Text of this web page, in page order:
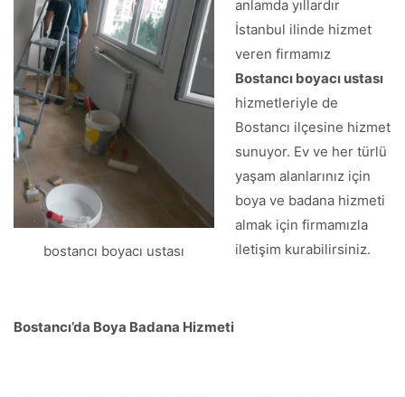
bostancı boyacı ustası
anlamda yıllardır
İstanbul ilinde hizmet
veren firmamız
Bostancı boyacı ustası
hizmetleriyle de
Bostancı ilçesine hizmet
sunuyor. Ev ve her türlü
yaşam alanlarınız için
boya ve badana hizmeti
almak için firmamızla
iletişim kurabilirsiniz.
Bostancı’da Boya Badana Hizmeti